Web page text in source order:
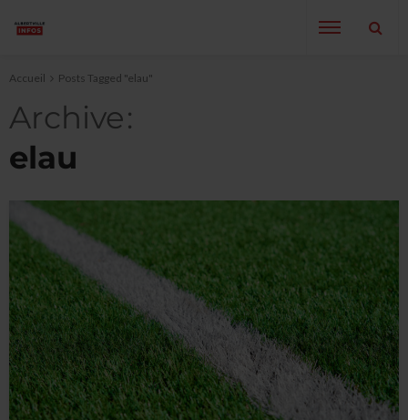
Accueil Posts Tagged "elau"
Archive
elau